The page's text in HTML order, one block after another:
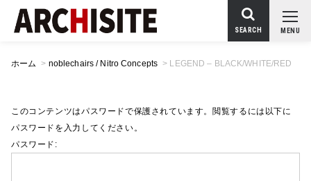
MENU
SEARCH
ホーム > noblechairs / Nitro Concepts > LEGEND – BLACK/WHITE/RED
このコンテンツはパスワードで保護されています。閲覧するには以下に
パスワードを入力してください。
パスワード: